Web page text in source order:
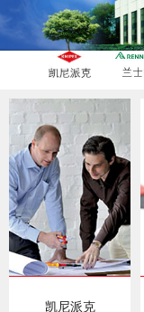
凯尼派克